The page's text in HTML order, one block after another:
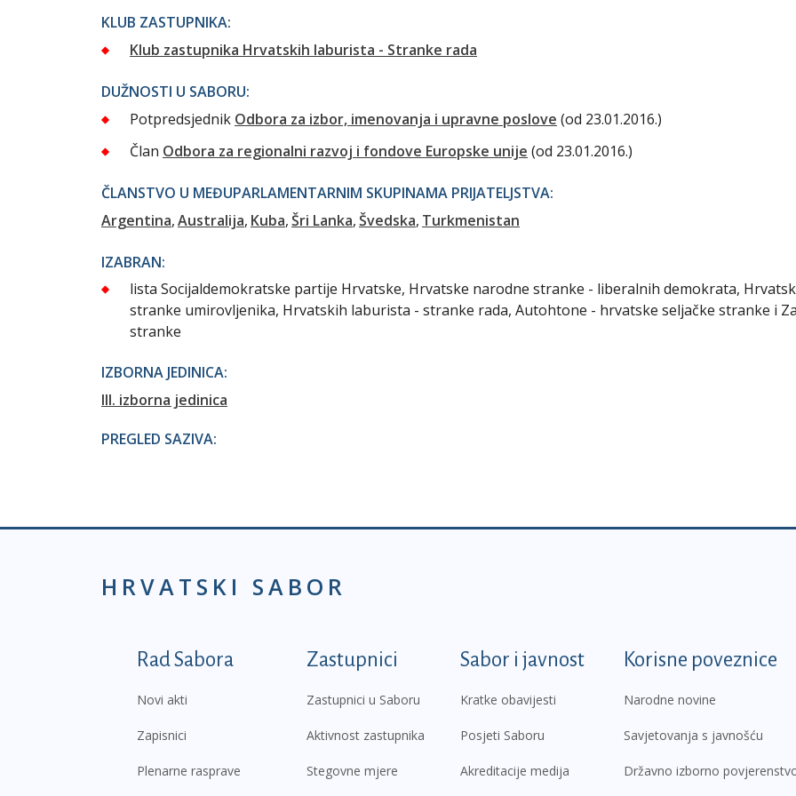
KLUB ZASTUPNIKA:
Klub zastupnika Hrvatskih laburista - Stranke rada
DUŽNOSTI U SABORU:
Potpredsjednik Odbora za izbor, imenovanja i upravne poslove (od 23.01.2016.)
Član Odbora za regionalni razvoj i fondove Europske unije (od 23.01.2016.)
ČLANSTVO U MEĐUPARLAMENTARNIM SKUPINAMA PRIJATELJSTVA:
Argentina Australija Kuba Šri Lanka Švedska Turkmenistan
IZABRAN:
lista Socijaldemokratske partije Hrvatske, Hrvatske narodne stranke - liberalnih demokrata,
stranke umirovljenika, Hrvatskih laburista - stranke rada, Autohtone - hrvatske seljačke stranke i
stranke
IZBORNA JEDINICA:
III. izborna jedinica
PREGLED SAZIVA:
HRVATSKI SABOR
Podnožje prvi izbornik
Rad Sabora
Novi akti
Zapisnici
Plenarne rasprave
Zastupnici
Zastupnici u Saboru
Aktivnost zastupnika
Stegovne mjere
Sabor i javnost
Kratke obavijesti
Posjeti Saboru
Akreditacije medija
Korisne poveznice
Narodne novine
Savjetovanja s javnošću
Državno izborno